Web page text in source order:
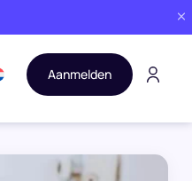
Aanmelden